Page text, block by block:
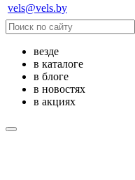
vels@vels.by
везде
в каталоге
в блоге
в новостях
в акциях